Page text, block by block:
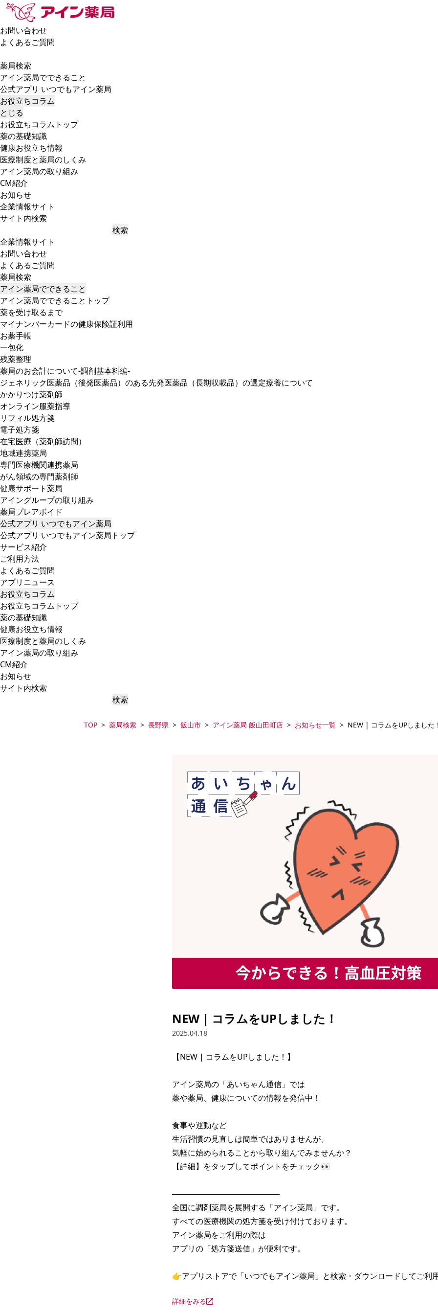
お問い合わせ
よくあるご質問
薬局検索
アイン薬局でできること
公式アプリ いつでもアイン薬局
お役立ちコラム
とじる
お役立ちコラムトップ
薬の基礎知識
健康お役立ち情報
医療制度と薬局のしくみ
アイン薬局の取り組み
CM紹介
お知らせ
企業情報サイト
サイト内検索
検索
企業情報サイト
お問い合わせ
よくあるご質問
薬局検索
アイン薬局でできること
アイン薬局でできることトップ
薬を受け取るまで
マイナンバーカードの健康保険証利用
お薬手帳
一包化
残薬整理
薬局のお会計について-調剤基本料編-
ジェネリック医薬品（後発医薬品）のある先発医薬品（長期収載品）の選定療養について
かかりつけ薬剤師
オンライン服薬指導
リフィル処方箋
電子処方箋
在宅医療（薬剤師訪問）
地域連携薬局
専門医療機関連携薬局
がん領域の専門薬剤師
健康サポート薬局
アイングループの取り組み
薬局プレアボイド
公式アプリ いつでもアイン薬局
公式アプリ いつでもアイン薬局トップ
サービス紹介
ご利用方法
よくあるご質問
アプリニュース
お役立ちコラム
お役立ちコラムトップ
薬の基礎知識
健康お役立ち情報
医療制度と薬局のしくみ
アイン薬局の取り組み
CM紹介
お知らせ
サイト内検索
検索
TOP 薬局検索 長野県 飯山市 アイン薬局 飯山田町店 お知らせ一覧 NEW | コラムをUPしました
NEW | コラムをUPしました！
2025.04.18
【NEW | コラムをUPしました！】
アイン薬局の「あいちゃん通信」では
薬や薬局、健康についての情報を発信中！
食事や運動など
生活習慣の見直しは簡単ではありませんが、
気軽に始められることから取り組んでみませんか？
【詳細】をタップしてポイントをチェック👀
────────────────────
全国に調剤薬局を展開する「アイン薬局」です。
すべての医療機関の処方箋を受け付けております。
アイン薬局をご利用の際は
アプリの「処方箋送信」が便利です。
👉アプリストアで「いつでもアイン薬局」と検索・ダウンロードしてご利
詳細をみる